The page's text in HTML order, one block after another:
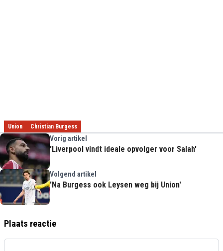
Union Christian Burgess
Vorig artikel
'Liverpool vindt ideale opvolger voor Salah'
Volgend artikel
'Na Burgess ook Leysen weg bij Union'
Plaats reactie